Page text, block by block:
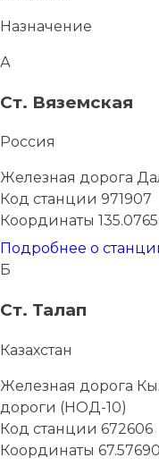
Назначение
А
Ст. Вяземская
Россия
Железная дорога
Код станции 971907
Координаты
Подробнее о
Б
Ст. Талап
Казахстан
Железная дорога
дороги (НОД-10)
Код станции 672606
Координаты